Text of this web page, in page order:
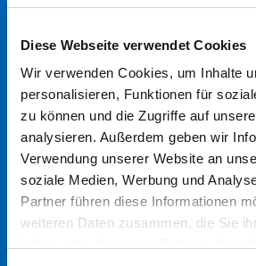
Diese Webseite verwendet Cookies
Wir verwenden Cookies, um Inhalte
personalisieren, Funktionen für
zu können und die Zugriffe auf
analysieren. Außerdem geben wir
Verwendung unserer Website an
soziale Medien, Werbung und
Partner führen diese Informationen
weiteren Daten zusammen, die Sie
2007–2008:
Klaus-Detlev Becker
2008: Umzug nach
seit 2008: Direktor und
stellvertretender
Prof. Dr.-Ing. habil.